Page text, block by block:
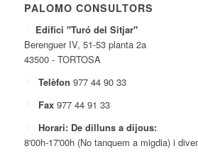
PALOMO CONSULTORS
Edifici "Turó del Sitjar"
Berenguer IV, 51-53 planta 2a
43500 - TORTOSA
Telèfon 977 44 90 33
Fax 977 44 91 33
Horari: De dilluns a dijous:
8'00h-17'00h (No tanquem a migdia) i